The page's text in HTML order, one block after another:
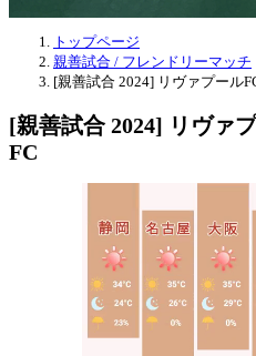
トップページ
親善試合 / フレンドリーマッチ
[親善試合 2024] リヴァプール
[親善試合 2024] リヴァ
FC